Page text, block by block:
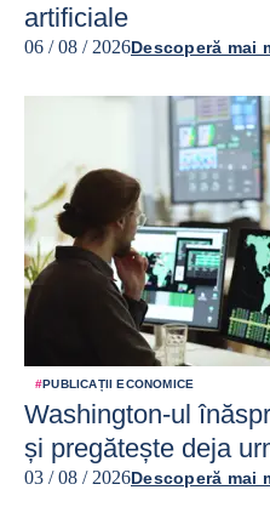
artificiale
06 / 08 / 2026Descoperă mai
#PUBLICAȚII ECONOMICE
Washington-ul
și pregătește deja
03 / 08 / 2026Descoperă mai